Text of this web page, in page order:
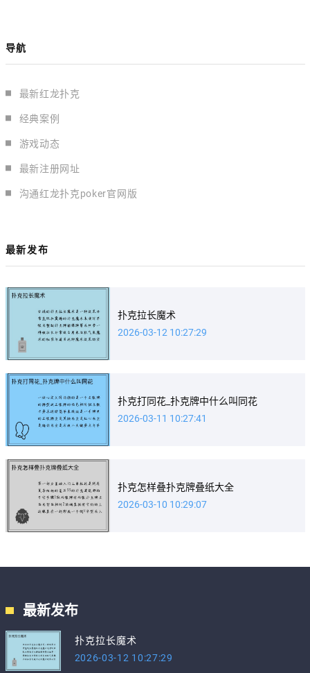
导航
最新红龙扑克
经典案例
游戏动态
最新注册网址
沟通红龙扑克poker官网版
最新发布
扑克拉长魔术
2026-03-12 10:27:29
扑克打同花_扑克牌中什么叫同花
2026-03-11 10:27:41
扑克怎样叠扑克牌叠纸大全
2026-03-10 10:29:07
最新发布
扑克拉长魔术
2026-03-12 10:27:29